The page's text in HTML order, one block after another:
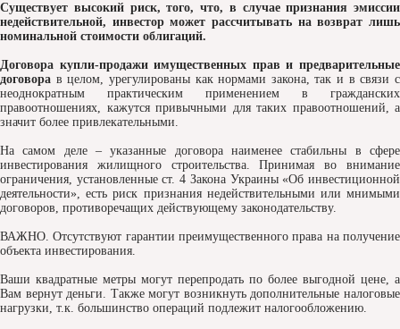
Существует высокий риск, того, что, в случае признания эмиссии
недействительной, инвестор может рассчитывать на возврат лишь
номинальной стоимости облигаций.
Договора купли-продажи имущественных прав и предварительные
договора в целом, урегулированы как нормами закона, так и в связи с
неоднократным практическим применением в гражданских
правоотношениях, кажутся привычными для таких правоотношений, а
значит более привлекательными.
На самом деле – указанные договора наименее стабильны в сфере
инвестирования жилищного строительства. Принимая во внимание
ограничения, установленные ст. 4 Закона Украины «Об инвестиционной
деятельности», есть риск признания недействительными или мнимыми
договоров, противоречащих действующему законодательству.
ВАЖНО. Отсутствуют гарантии преимущественного права на получение
объекта инвестирования.
Ваши квадратные метры могут перепродать по более выгодной цене, а
Вам вернут деньги. Также могут возникнуть дополнительные налоговые
нагрузки, т.к. большинство операций подлежит налогообложению.